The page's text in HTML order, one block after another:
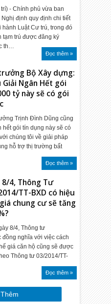
- Chính phủ vừa ban
Nghị định quy định chi tiết
hành Luật Cư trú, trong đó
tạm trú được đăng ký
th…
Đọc thêm »
Bộ Xây dựng:
Giải Ngân Hết gói
tỷ này sẽ có gói
Trịnh Đình Dũng cũng
hết gói tín dụng này sẽ có
chúng tôi về giải pháp
hỗ trợ thị trường bất
Đọc thêm »
8/4, Thông Tư
TT-BXD có hiệu
chung cư sẽ tăng
8/4, Thông tư
đồng nghĩa với việc cách
giá căn hộ cũng sẽ được
Thông tư 03/2014/TT-
Đọc thêm »